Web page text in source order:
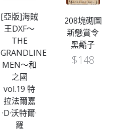
[亞版]海賊
王DXF～
THE
GRANDLINE
MEN～和
之國
vol.19 特
拉法爾嘉
·D·沃特爾·
羅
208塊砌圖
新懸賞令
黑鬍子
$148